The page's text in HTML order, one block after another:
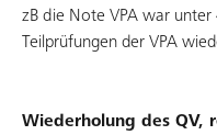
zB die Note VPA war unter
Teilprüfungen der VPA
Wiederholung des QV,